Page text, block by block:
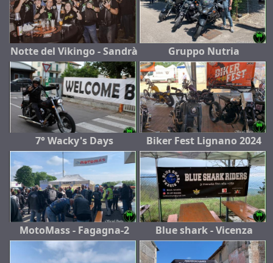
Notte del Vikingo - Sandrà Gruppo Nutria
7° Wacky's Days Biker Fest Lignano 2024
MotoMass - Fagagna-2 Blue shark - Vicenza